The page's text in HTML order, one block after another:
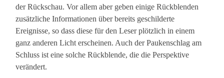
der Rückschau. Vor allem aber geben einige Rückblenden
zusätzliche Informationen über bereits geschilderte
Ereignisse, so dass diese für den Leser plötzlich in einem
ganz anderen Licht erscheinen. Auch der Paukenschlag am
Schluss ist eine solche Rückblende, die die Perspektive
verändert.